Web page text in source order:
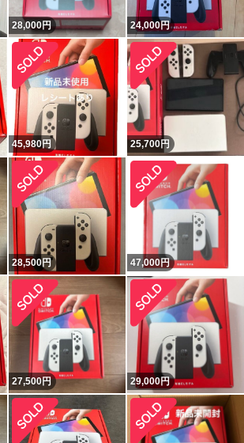
28,000円 24,000円
45,980円 25,700円
28,500円 47,000円
27,500円 29,000円